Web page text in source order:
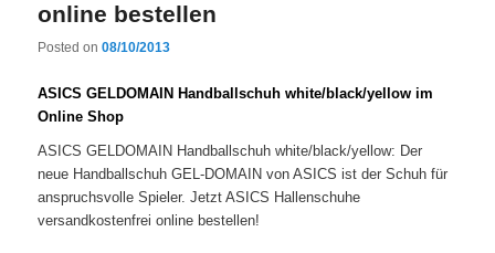
online bestellen
Posted on08/10/2013
ASICS GELDOMAIN Handballschuh white/black/yellow im
Online Shop
ASICS GELDOMAIN Handballschuh white/black/yellow: Der
neue Handballschuh GEL-DOMAIN von ASICS ist der Schuh für
anspruchsvolle Spieler. Jetzt ASICS Hallenschuhe
versandkostenfrei online bestellen!